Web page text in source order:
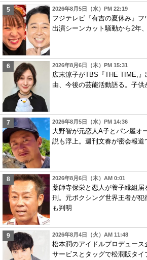
2026年8月5日（水）PM 22:19
フジテレビ『有吉の夏休み』
出演シーンカット騒動から2年
2026年8月6日（木）PM 15:31
広末涼子がTBS『THE TIME,
由、今後の芸能活動語る。子
2026年8月5日（水）PM 14:36
大野智が元恋人A子とパン屋オ
説も浮上。週刊文春が密会報道
2026年8月6日（木）AM 0:01
薬師寺保栄と恋人が養子縁組
刑。元ボクシング世界王者が
も判明
2026年8月4日（火）AM 11:48
松本潤のアイドルプロデュー
サービスとタッグで松潤版タ